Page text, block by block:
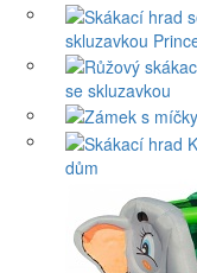
skluzavkou
se skluzavkou
dům